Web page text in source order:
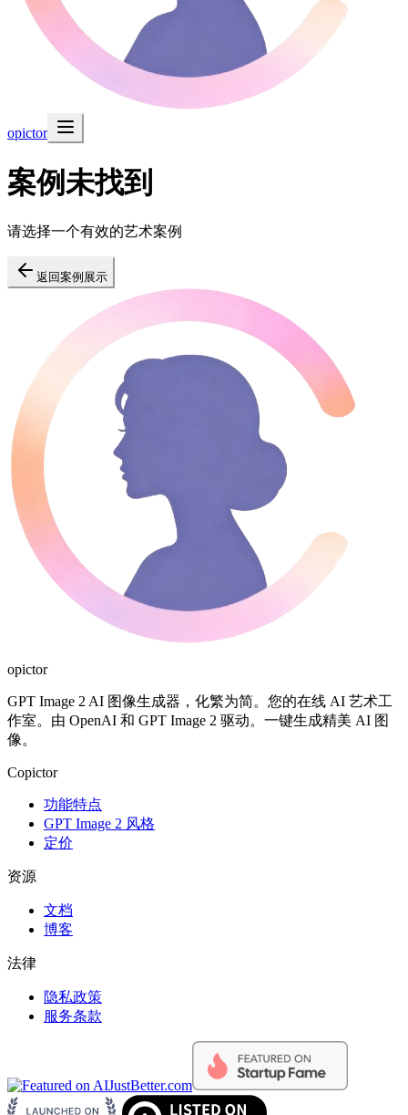
opictor
案例未找到
请选择一个有效的艺术案例
返回案例展示
opictor
GPT Image 2 AI 图像生成器，化繁为简。您的在线 AI 艺术工
作室。由 OpenAI 和 GPT Image 2 驱动。一键生成精美 AI 图
像。
Copictor
功能特点
GPT Image 2 风格
定价
资源
文档
博客
法律
隐私政策
服务条款